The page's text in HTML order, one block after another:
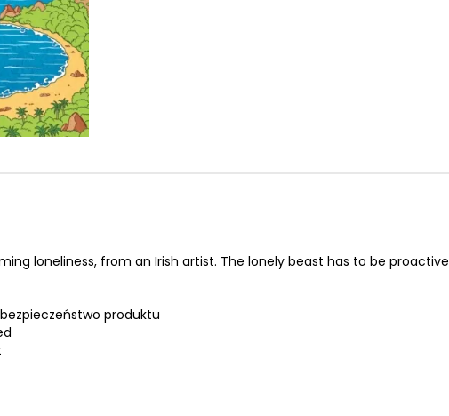
loneliness, from an Irish artist. The lonely beast has to be
produktu